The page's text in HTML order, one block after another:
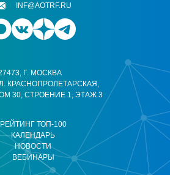
РЕЙТИНГ ТОП-100
КАЛЕНДАРЬ
НОВОСТИ
ВЕБИНАРЫ
Г. МОСКВА
КРАСНОПРОЛЕТАРСКАЯ,
30, СТРОЕНИЕ 1, ЭТАЖ 3
INF@AOTRF.RU